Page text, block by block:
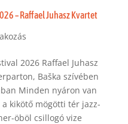
– Raffael Juhasz Kvartet
2026 Raffael Juhasz
Baška szívében
Minden nyáron van
kikötő mögötti tér jazz-
öböl csillogó vize